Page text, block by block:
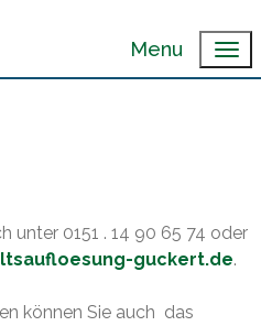
Menu
unter 0151 . 14 90 65 74 oder
guckert.de.
können Sie auch das